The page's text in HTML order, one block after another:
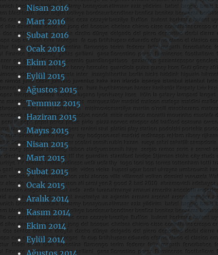
Nisan 2016
Mart 2016
Şubat 2016
Ocak 2016
Ekim 2015
Eylül 2015
Ağustos 2015
Temmuz 2015
Haziran 2015
Mayıs 2015
Nisan 2015
Mart 2015
Şubat 2015
Ocak 2015
Aralık 2014
Kasım 2014
Ekim 2014
Eylül 2014